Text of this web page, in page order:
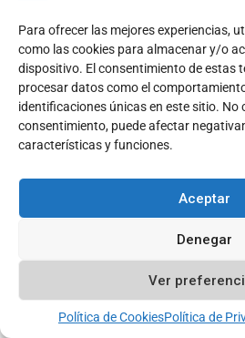
Para ofrecer las mejores experiencias,
como las cookies para almacenar y/o
dispositivo. El consentimiento de estas
procesar datos como el
identificaciones únicas en este sitio. No
consentimiento, puede afectar
características y funciones.
Aceptar
Denegar
Ver
Política de CookiesPolítica de
Mariturri, 42 | 01015 Vitoria-
Gasteiz.
LinkedIn